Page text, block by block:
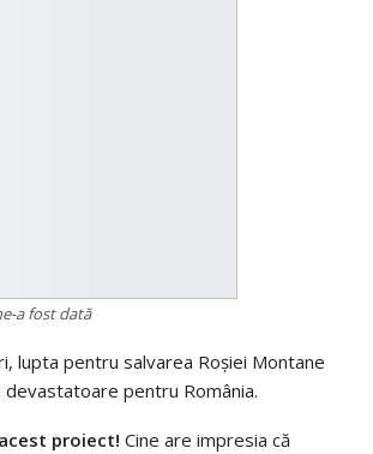
a fost dată
lupta pentru salvarea Roşiei Montane
pentru România.
proiect! Cine are impresia că